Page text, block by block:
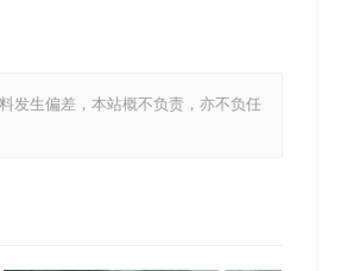
发生偏差，本站概不负责，亦不负任